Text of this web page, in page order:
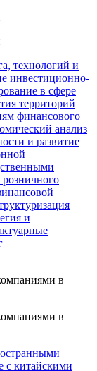
технологий и
инвестиционно-
в сфере
территорий
финансового
анализ
и развитие
и
в
в
с китайскими